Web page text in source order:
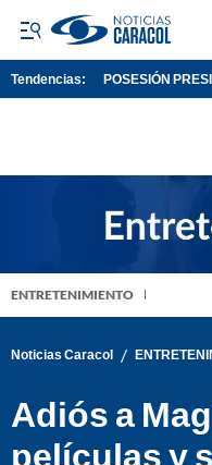
Tendencias: POSESIÓN
ENTRETENIMIENTO
Noticias Caracol /
Adiós a
películas y